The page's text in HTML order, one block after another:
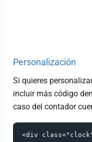
Personalización
Si quieres
incluir más código
caso del contador
<div class=